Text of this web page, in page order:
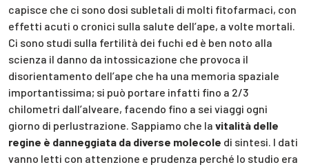
capisce che ci sono dosi subletali di molti fitofarmaci, con
effetti acuti o cronici sulla salute dell’ape, a volte mortali.
Ci sono studi sulla fertilità dei fuchi ed è ben noto alla
scienza il danno da intossicazione che provoca il
disorientamento dell’ape che ha una memoria spaziale
importantissima; si può portare infatti fino a 2/3
chilometri dall’alveare, facendo fino a sei viaggi ogni
giorno di perlustrazione. Sappiamo che la vitalità delle
regine è danneggiata da diverse molecole di sintesi. I dati
vanno letti con attenzione e prudenza perché lo studio era